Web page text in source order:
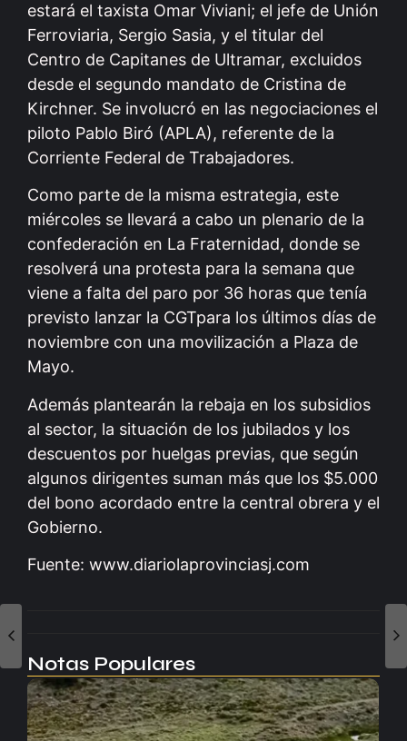
estará el taxista Omar Viviani; el jefe de Unión
Ferroviaria, Sergio Sasia, y el titular del
Centro de Capitanes de Ultramar, excluidos
desde el segundo mandato de Cristina de
Kirchner. Se involucró en las negociaciones el
piloto Pablo Biró (APLA), referente de la
Corriente Federal de Trabajadores.
Como parte de la misma estrategia, este
miércoles se llevará a cabo un plenario de la
confederación en La Fraternidad, donde se
resolverá una protesta para la semana que
viene a falta del paro por 36 horas que tenía
previsto lanzar la CGTpara los últimos días de
noviembre con una movilización a Plaza de
Mayo.
Además plantearán la rebaja en los subsidios
al sector, la situación de los jubilados y los
descuentos por huelgas previas, que según
algunos dirigentes suman más que los $5.000
del bono acordado entre la central obrera y el
Gobierno.
Fuente: www.diariolaprovinciasj.com
Notas Populares